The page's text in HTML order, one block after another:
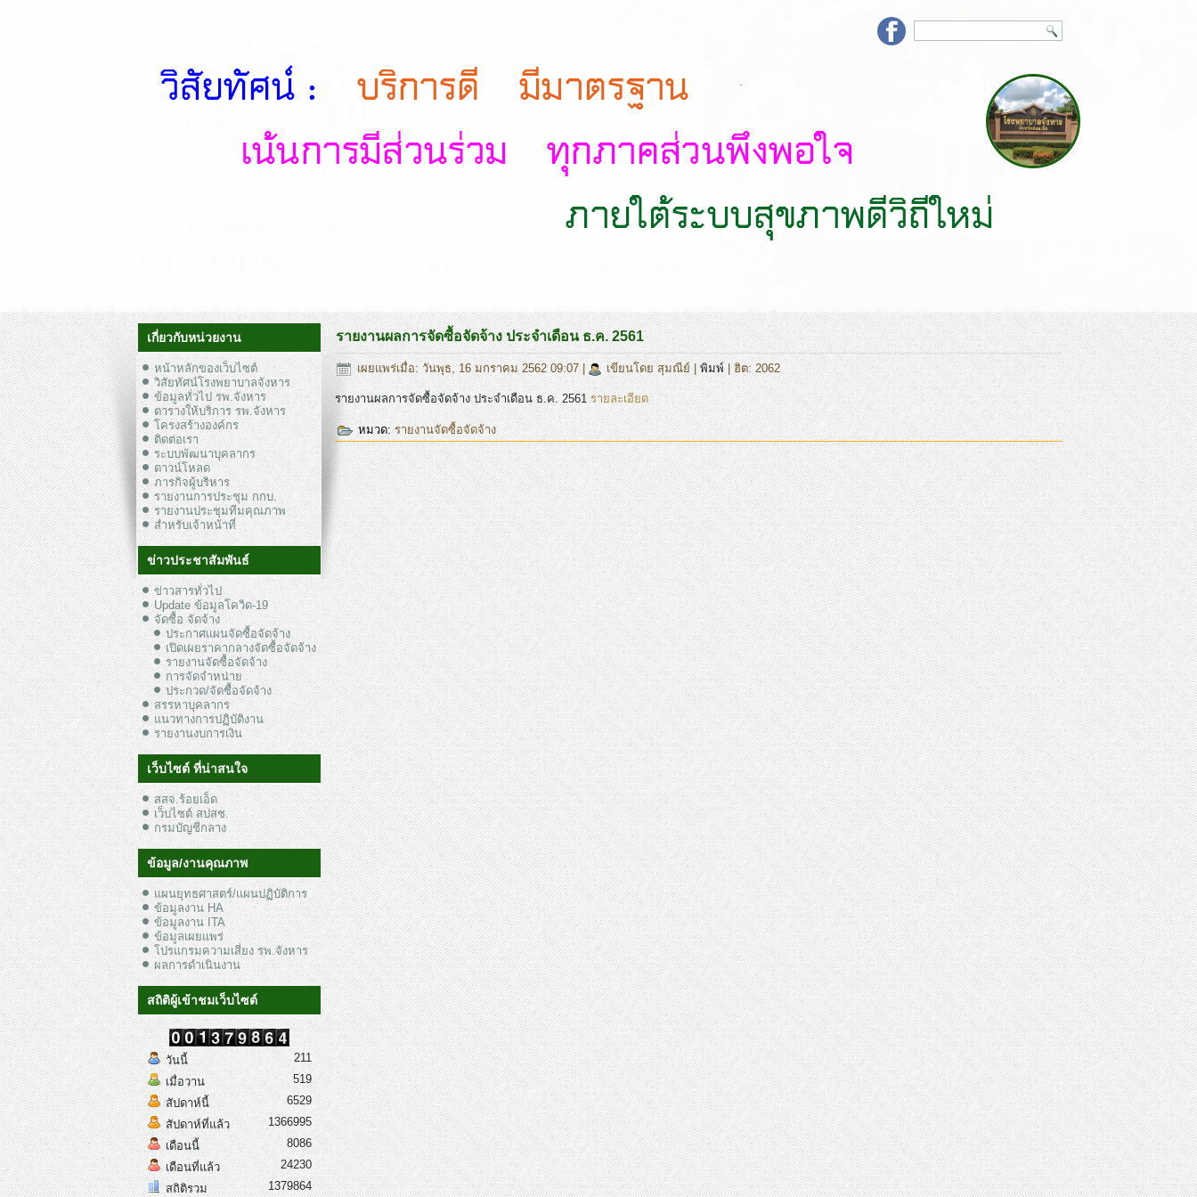
.
เกี่ยวกับหน่วยงาน
หน้าหลักของเว็บไซต์
วิสัยทัศน์โรงพยาบาลจังหาร
ข้อมูลทั่วไป รพ.จังหาร
ตารางให้บริการ รพ.จังหาร
โครงสร้างองค์กร
ติดต่อเรา
ระบบพัฒนาบุคลากร
ดาวน์โหลด
ภารกิจผู้บริหาร
รายงานการประชุม กกบ.
รายงานประชุมทีมคุณภาพ
สำหรับเจ้าหน้าที่
ข่าวประชาสัมพันธ์
ข่าวสารทั่วไป
Update ข้อมูลโควิด-19
จัดซื้อ จัดจ้าง
ประกาศแผนจัดซื้อจัดจ้าง
เปิดเผยราคากลางจัดซื้อจัดจ้าง
รายงานจัดซื้อจัดจ้าง
การจัดจำหน่าย
ประกวด/จัดซื้อจัดจ้าง
สรรหาบุคลากร
แนวทางการปฏิบัติงาน
รายงานงบการเงิน
เว็บไซต์ ที่น่าสนใจ
สสจ.ร้อยเอ็ด
เว็บไซต์ สปสช.
กรมบัญชีกลาง
ข้อมูล/งานคุณภาพ
แผนยุทธศาสตร์/แผนปฏิบัติการ
ข้อมูลงาน HA
ข้อมูลงาน ITA
ข้อมูลเผยแพร่
โปรแกรมความเสี่ยง รพ.จังหาร
ผลการดำเนินงาน
สถิติผู้เข้าชมเว็บไซต์
วันนี้
เมื่อวาน
สัปดาห์นี้
สัปดาห์ที่แล้ว
เดือนนี้
เดือนที่แล้ว
สถิติรวม
211
519
6529
1366995
8086
24230
1379864
รายงานผลการจัดซื้อจัดจ้าง ประจำเดือน ธ.ค. 2561
เผยแพร่เมื่อ: วันพุธ, 16 มกราคม 2562 09:07| เขียนโดย สุมณีย์|พิมพ์| ฮิต: 2062
รายงานผลการจัดซื้อจัดจ้าง ประจำเดือน ธ.ค. 2561รายละเอียด
หมวด:รายงานจัดซื้อจัดจ้าง